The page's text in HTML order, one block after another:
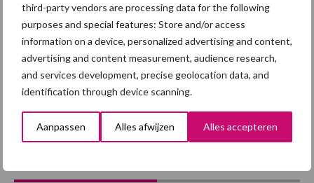
third-party vendors are processing data for the following
purposes and special features: Store and/or access
information on a device, personalized advertising and content,
advertising and content measurement, audience research,
and services development, precise geolocation data, and
identification through device scanning.
Aanpassen Alles afwijzen Alles accepteren
Beren Bigvitaliteit
Toon meer